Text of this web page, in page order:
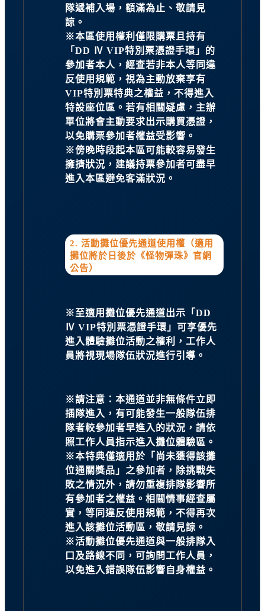
隊遞補入場，額滿為止、敬請見
諒。
※本區使用權利僅限購票且持有
「DD Ⅳ VIP特別票憑證手環」的
參加者本人，經查若非本人等同違
反使用規範，視為主動放棄享有
VIP特別票特典之權益，不得進入
特設座位區。若有相關疑慮，主辦
單位將會主動要求出示購買憑證，
以免購票參加者權益受影響。
※傍晚時段起本區可能較容易發生
擁擠狀況，建議持票參加者可盡早
進入本區避免客滿狀況。
2. 活動攤位優先通道使用權（適用
攤位將於日後於《怪物彈珠》官網
公告）
※至適用攤位優先通道出示「DD
Ⅳ VIP特別票憑證手環」可享優先
進入體驗攤位活動之權利，工作人
員將視現場隊伍狀況進行引導。
※請注意：本通道並非無條件立即
插隊進入，有可能發生一般隊伍排
隊者較參加者早進入的狀況，請依
照工作人員指示進入攤位體驗區。
※本特典僅適用於「尚未獲得該攤
位通關獎品」之參加者，除挑戰失
敗之情況外，請勿重複排隊影響所
有參加者之權益。相關情事經查屬
實，等同違反使用規範，不得再次
進入該攤位活動區，敬請見諒。
※活動攤位優先通道與一般排隊入
口及路線不同，可詢問工作人員，
以免進入錯誤隊伍影響自身權益。